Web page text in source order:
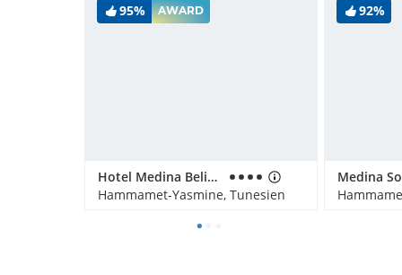
95% AWARD
Hotel Medina Belisaire & Thalasso
Hammamet-Yasmine, Tunesien
92%